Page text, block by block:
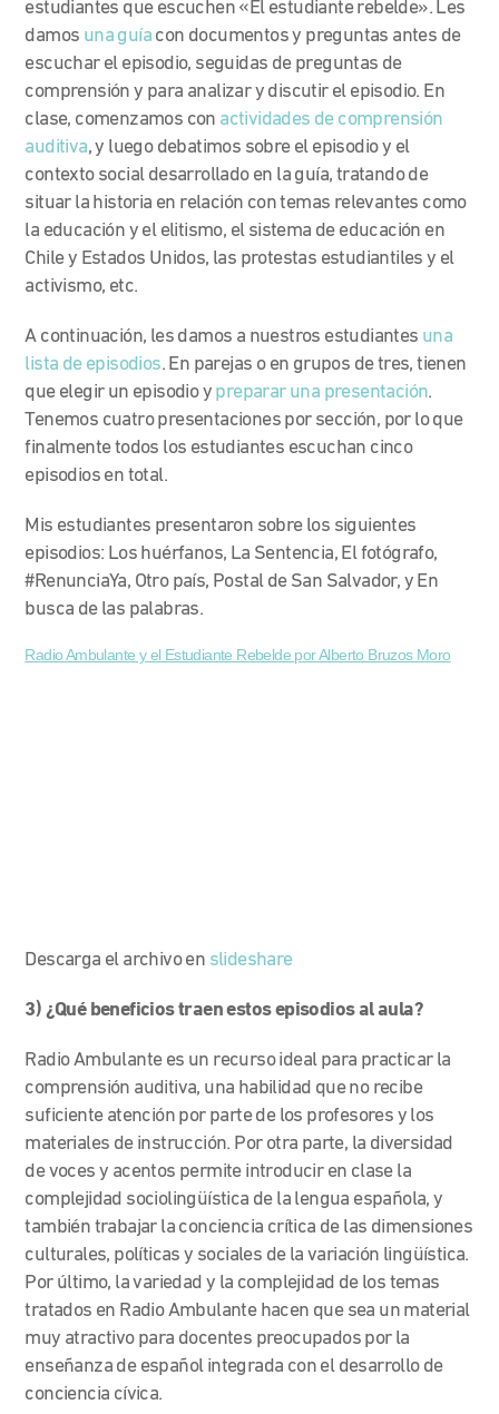
estudiantes que escuchen «El estudiante rebelde». Les
damos una guía con documentos y preguntas antes de
escuchar el episodio, seguidas de preguntas de
comprensión y para analizar y discutir el episodio. En
clase, comenzamos con actividades de comprensión
auditiva, y luego debatimos sobre el episodio y el
contexto social desarrollado en la guía, tratando de
situar la historia en relación con temas relevantes como
la educación y el elitismo, el sistema de educación en
Chile y Estados Unidos, las protestas estudiantiles y el
activismo, etc.
A continuación, les damos a nuestros estudiantes una
lista de episodios. En parejas o en grupos de tres, tienen
que elegir un episodio y preparar una presentación.
Tenemos cuatro presentaciones por sección, por lo que
finalmente todos los estudiantes escuchan cinco
episodios en total.
Mis estudiantes presentaron sobre los siguientes
episodios: Los huérfanos, La Sentencia, El fotógrafo,
#RenunciaYa, Otro país, Postal de San Salvador, y En
busca de las palabras.
Radio Ambulante y el Estudiante Rebelde por Alberto Bruzos Moro
Descarga el archivo en slideshare
3) ¿Qué beneficios traen estos episodios al aula?
Radio Ambulante es un recurso ideal para practicar la
comprensión auditiva, una habilidad que no recibe
suficiente atención por parte de los profesores y los
materiales de instrucción. Por otra parte, la diversidad
de voces y acentos permite introducir en clase la
complejidad sociolingüística de la lengua española, y
también trabajar la conciencia crítica de las dimensiones
culturales, políticas y sociales de la variación lingüística.
Por último, la variedad y la complejidad de los temas
tratados en Radio Ambulante hacen que sea un material
muy atractivo para docentes preocupados por la
enseñanza de español integrada con el desarrollo de
conciencia cívica.